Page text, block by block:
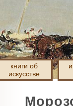
книги об
искусстве